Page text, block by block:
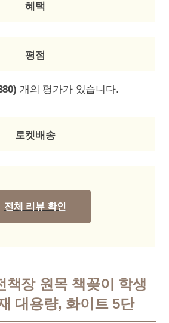
혜택
평점
개의 평가가 있습니다.
로켓배송
전체 리뷰 확인
책장 원목 책꽂이 학생
대용량, 화이트 5단